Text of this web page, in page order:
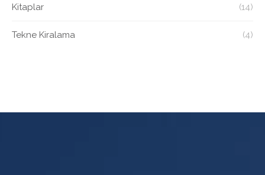
Kitaplar (14)
Tekne Kiralama (4)